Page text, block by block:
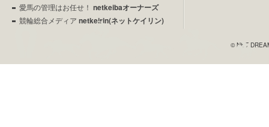
愛馬の管理はお任せ！ netkeibaオーナーズ
競輪総合メディア netkeirin(ネットケイリン)
© NET